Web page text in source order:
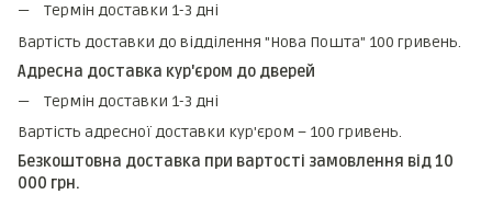
Термін доставки 1-3 дні
Вартість доставки до відділення "Нова Пошта" 100 гривень.
Адресна доставка кур'єром до дверей
Термін доставки 1-3 дні
Вартість адресної доставки кур'єром – 100 гривень.
Безкоштовна доставка при вартості замовлення від 10
000 грн.